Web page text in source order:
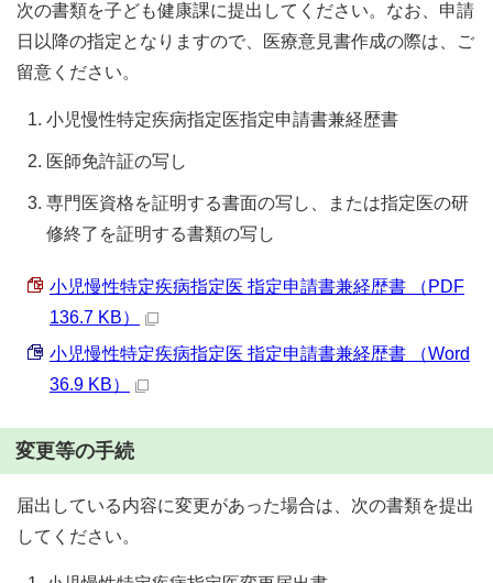
次の書類を子ども健康課に提出してください。なお、申請
日以降の指定となりますので、医療意見書作成の際は、ご
留意ください。
小児慢性特定疾病指定医指定申請書兼経歴書
医師免許証の写し
専門医資格を証明する書面の写し、または指定医の研
修終了を証明する書類の写し
小児慢性特定疾病指定医 指定申請書兼経歴書 （PDF
136.7 KB）
小児慢性特定疾病指定医 指定申請書兼経歴書 （Word
36.9 KB）
変更等の手続
届出している内容に変更があった場合は、次の書類を提出
してください。